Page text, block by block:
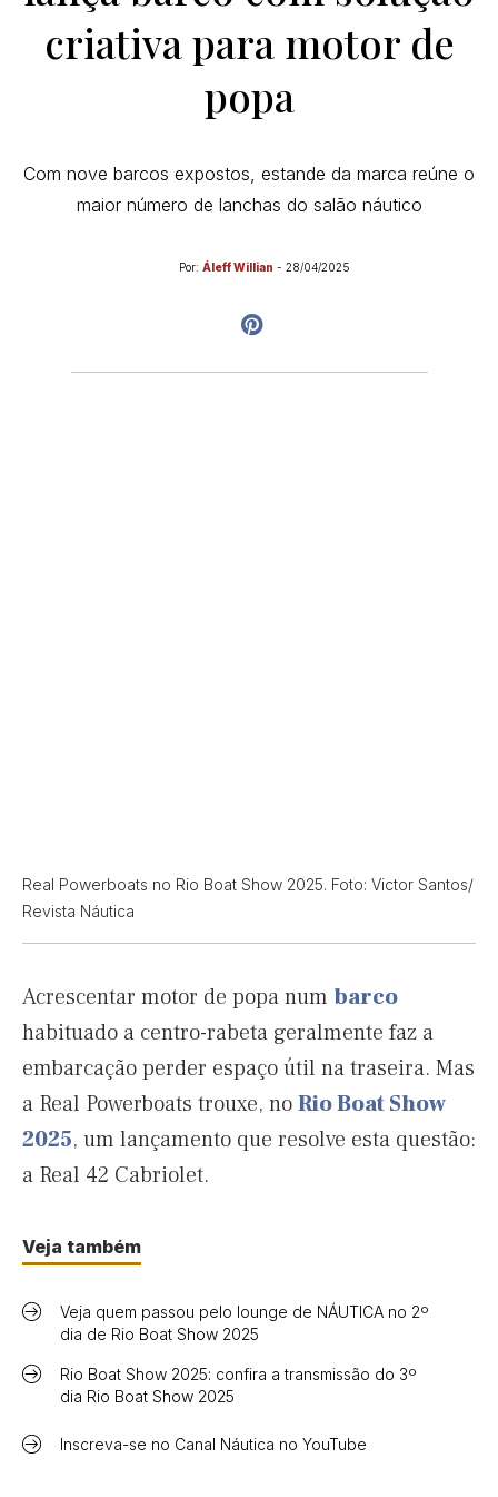
criativa para motor de
popa
Com nove barcos expostos, estande da marca reúne o
maior número de lanchas do salão náutico
Por: Áleff Willian - 28/04/2025
Real Powerboats no Rio Boat Show 2025. Foto: Victor Santos/
Revista Náutica
Acrescentar motor de popa num barco
habituado a centro-rabeta geralmente faz a
embarcação perder espaço útil na traseira. Mas
a Real Powerboats trouxe, noRio Boat Show
2025, um lançamento que resolve esta questão:
a Real 42 Cabriolet.
Veja também
Veja quem passou pelo lounge de NÁUTICA no 2º
dia de Rio Boat Show 2025
Rio Boat Show 2025: confira a transmissão do 3º
dia Rio Boat Show 2025
Inscreva-se no Canal Náutica no YouTube